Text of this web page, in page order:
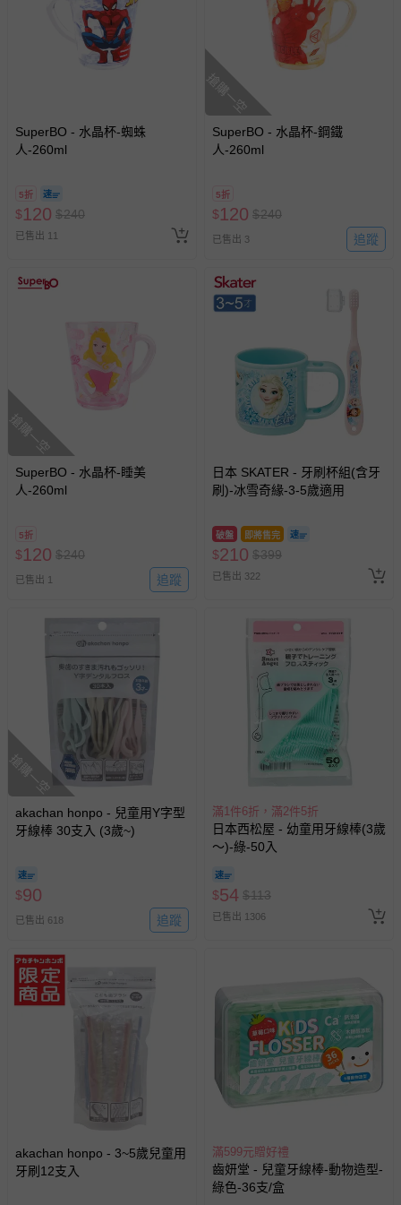
SuperBO - 水晶杯-蜘蛛
人-260ml
5折
$120 $240
已售出 11
搶購一空
SuperBO - 水晶杯-鋼鐵
人-260ml
5折
$120 $240
已售出 3 追蹤
搶購一空
SuperBO - 水晶杯-睡美
人-260ml
5折
$120 $240
已售出 1 追蹤
日本 SKATER - 牙刷杯組(含牙
刷)-冰雪奇緣-3-5歲適用
破盤 即將售完
$210 $399
已售出 322
搶購一空
akachan honpo - 兒童用Y字型
牙線棒 30支入 (3歲~)
$90
已售出 618 追蹤
滿1件6折，滿2件5折
日本西松屋 - 幼童用牙線棒(3歲
～)-綠-50入
$54 $113
已售出 1306
akachan honpo - 3~5歲兒童用
牙刷12支入
滿599元贈好禮
齒妍堂 - 兒童牙線棒-動物造型-
綠色-36支/盒